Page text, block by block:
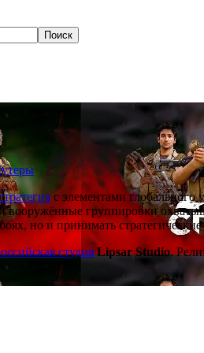
с элементами глобального
вооружённые группировки
но и принимать
студия Lipsar Studio.